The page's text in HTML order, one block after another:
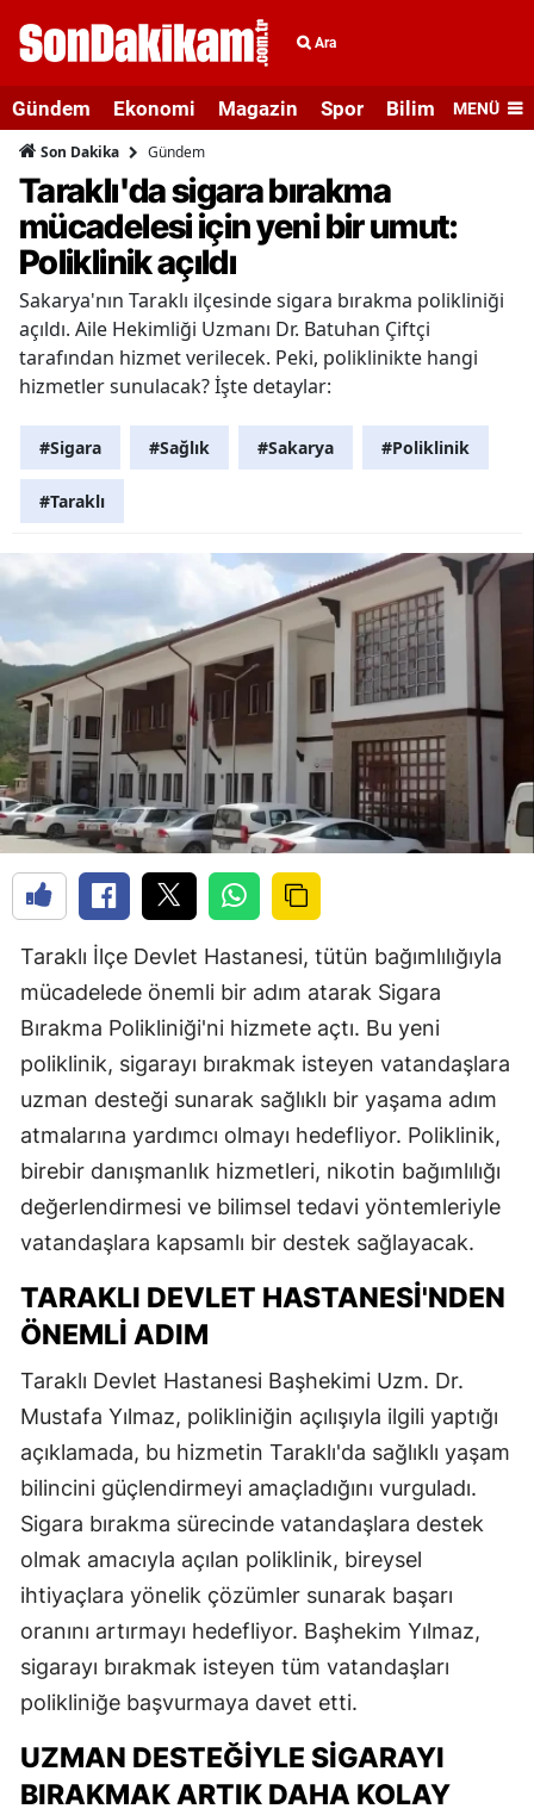
Ara
Gündem Ekonomi Magazin Spor Bilim veMENÜ
Son Dakika Gündem
Taraklı'da sigara bırakma
mücadelesi için yeni bir umut:
Poliklinik açıldı
Sakarya'nın Taraklı ilçesinde sigara bırakma polikliniği
açıldı. Aile Hekimliği Uzmanı Dr. Batuhan Çiftçi
tarafından hizmet verilecek. Peki, poliklinikte hangi
hizmetler sunulacak? İşte detaylar:
#Sigara #Sağlık #Sakarya #Poliklinik
#Taraklı
Taraklı İlçe Devlet Hastanesi, tütün bağımlılığıyla
mücadelede önemli bir adım atarak Sigara
Bırakma Polikliniği'ni hizmete açtı. Bu yeni
poliklinik, sigarayı bırakmak isteyen vatandaşlara
uzman desteği sunarak sağlıklı bir yaşama adım
atmalarına yardımcı olmayı hedefliyor. Poliklinik,
birebir danışmanlık hizmetleri, nikotin bağımlılığı
değerlendirmesi ve bilimsel tedavi yöntemleriyle
vatandaşlara kapsamlı bir destek sağlayacak.
TARAKLI DEVLET HASTANESI'NDEN
ÖNEMLI ADIM
Taraklı Devlet Hastanesi Başhekimi Uzm. Dr.
Mustafa Yılmaz, polikliniğin açılışıyla ilgili yaptığı
açıklamada, bu hizmetin Taraklı'da sağlıklı yaşam
bilincini güçlendirmeyi amaçladığını vurguladı.
Sigara bırakma sürecinde vatandaşlara destek
olmak amacıyla açılan poliklinik, bireysel
ihtiyaçlara yönelik çözümler sunarak başarı
oranını artırmayı hedefliyor. Başhekim Yılmaz,
sigarayı bırakmak isteyen tüm vatandaşları
polikliniğe başvurmaya davet etti.
UZMAN DESTEĞIYLE SIGARAYI
BIRAKMAK ARTIK DAHA KOLAY